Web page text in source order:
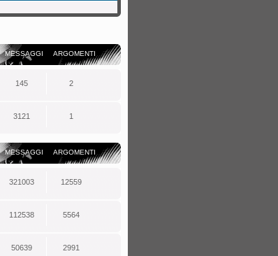
MESSAGGI ARGOMENTI
145 2
3121 1
MESSAGGI ARGOMENTI
321003 12559
112538 5564
50639 2991